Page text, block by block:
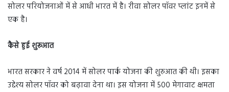
सोलर परियोजनाओं में से आधी भारत में है। रीवा सोलर पॉवर प्लांट इनमें से
एक है।
कैसे हुई शुरूआत
भारत सरकार ने वर्ष 2014 में सोलर पार्क योजना की शुरुआत की थी। इसका
उद्देश्य सोलर पॉवर को बढ़ावा देना था। इस योजना में 500 मेगावाट क्षमता